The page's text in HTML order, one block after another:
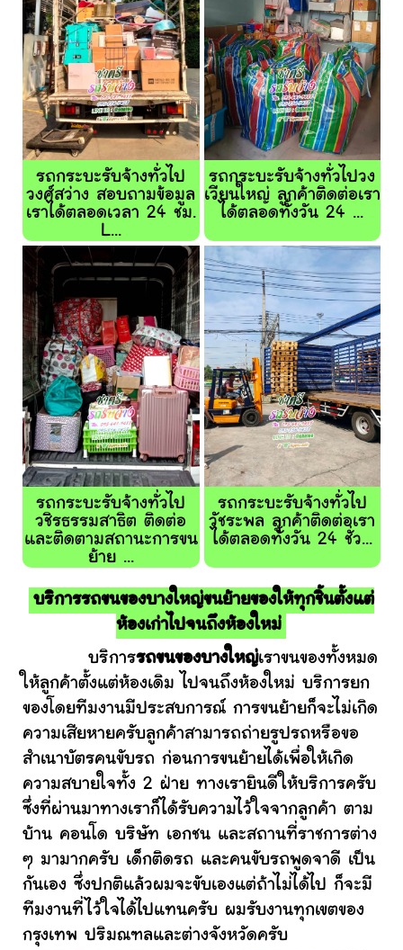
รถกระบะรับจ้างทั่วไป
วงศ์สว่าง สอบถามข้อมูล
เราได้ตลอดเวลา 24 ชม.
L...
รถกระบะรับจ้างทั่วไปวง
เวียนใหญ่ ลูกค้าติดต่อเรา
ได้ตลอดทั้งวัน 24 ...
รถกระบะรับจ้างทั่วไป
วชิรธรรมสาธิต ติดต่อ
และติดตามสถานะการขน
ย้าย ...
รถกระบะรับจ้างทั่วไป
วัชระพล ลูกค้าติดต่อเรา
ได้ตลอดทั้งวัน 24 ชั่ว...
บริการรถขนของบางใหญ่ขนย้ายของให้ทุกชิ้นตั้งแต่
ห้องเก่าไปจนถึงห้องใหม่
บริการรถขนของบางใหญ่เราขนของทั้งหมด
ให้ลูกค้าตั้งแต่ห้องเดิม ไปจนถึงห้องใหม่ บริการยก
ของโดยทีมงานมีประสบการณ์ การขนย้ายก็จะไม่เกิด
ความเสียหายครับลูกค้าสามารถถ่ายรูปรถหรือขอ
สำเนาบัตรคนขับรถ ก่อนการขนย้ายได้เพื่อให้เกิด
ความสบายใจทั้ง 2 ฝ่าย ทางเรายินดีให้บริการครับ
ซึ่งที่ผ่านมาทางเราก็ได้รับความไว้ใจจากลูกค้า ตาม
บ้าน คอนโด บริษัท เอกชน และสถานที่ราชการต่าง
ๆ มามากครับ เด็กติดรถ และคนขับรถพูดจาดี เป็น
กันเอง ซึ่งปกติแล้วผมจะขับเองแต่ถ้าไม่ได้ไป ก็จะมี
ทีมงานที่ไว้ใจได้ไปแทนครับ ผมรับงานทุกเขตของ
กรุงเทพ ปริมณฑลและต่างจังหวัดครับ